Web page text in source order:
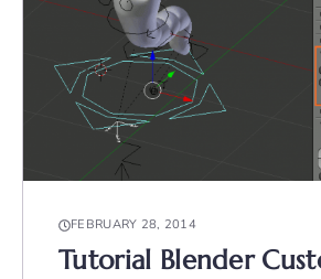
FEBRUARY 28, 2014
Tutorial Blender